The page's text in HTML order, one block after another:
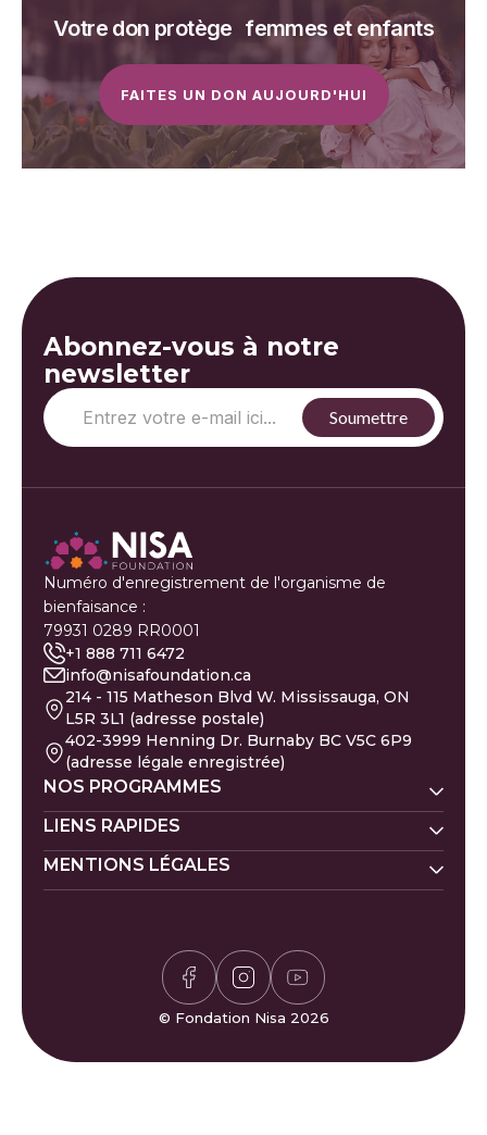
Votre don protège femmes et enfants
FAITES UN DON AUJOURD'HUI
Abonnez-vous à notre
newsletter
Numéro d'enregistrement de l'organisme de
bienfaisance :
79931 0289 RR0001
+1 888 711 6472
info@nisafoundation.ca
214 - 115 Matheson Blvd W. Mississauga, ON
L5R 3L1 (adresse postale)
402-3999 Henning Dr. Burnaby BC V5C 6P9
(adresse légale enregistrée)
NOS PROGRAMMES
Nisa Homes
Nisa Ligne d'écoute
LIENS RAPIDES
Faire un don
Calculateur de Zakat
Horaires de prière
Prénoms de bébé
Bénévolat
Félicitations et plaintes
FAQ
MENTIONS LÉGALES
Politique des donateurs
© Fondation Nisa 2026